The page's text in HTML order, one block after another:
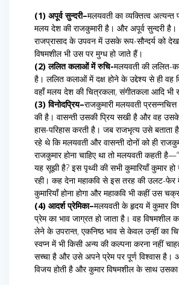
(1) अपूर्व सुन्दरी–मलयवती का व्यक्तित्व अत्यन्त
मलय देश की राजकुमारी है। और अपूर्व सुन्दरी है।
राजप्रासाद के उपवन में उसके रूप-सौन्दर्य को
विषमशील भी उस पर मुग्ध हो जाते हैं।
(2) ललित कलाओं में रुचि-मलयवती की ललित-
है। ललित कलाओं में दक्ष होने के उद्देश्य से ही वह
वहाँ मलय देश की चित्रकला, संगीतकला आदि भी
(3) विनोदप्रिय–राजकुमारी मलयवती
की है। वासन्ती उसकी प्रिय सखी है और वह
हास-परिहास करती है। जब राजभृत्य उसे बताता
रहे थे कि मलयवती और वासन्ती दोनों को ही
राजकुमार होना चाहिए था तो मलयवती कहती
यह सूझी है? इस पृथ्वी की सभी कुमारियाँ कुमार
रही। कह देना महाकवि से इस तरह की उलट-फेर
कुमारियाँ होना होगा और महाकवि भी कहीं उस
(4) आदर्श प्रेमिका–मलयवती के हृदय में कुमार
प्रेम का भाव जाग्रत हो जाता है। वह विषमशील
लेने के उपरान्त, एकनिष्ठ भाव से केवल उन्हीं का
स्वप्न में भी किसी अन्य की कल्पना करना नहीं
सच्चा है और उसे अपने प्रेम पर पूर्ण विश्वास है।
विजय होती है और कुमार विषमशील के साथ उसका